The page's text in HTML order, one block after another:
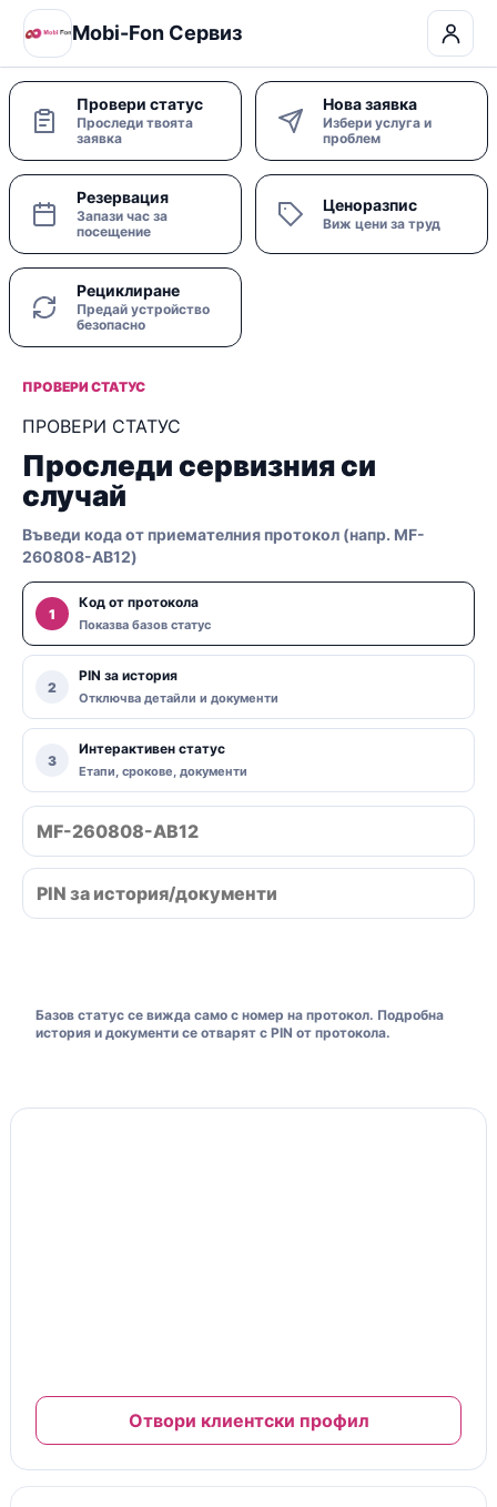
Mobi-Fon Сервиз
Провери статус
Проследи твоята
заявка
Нова заявка
Избери услуга и
проблем
Резервация
Запази час за
посещение
Ценоразпис
Виж цени за труд
Рециклиране
Предай устройство
безопасно
ПРОВЕРИ СТАТУС
ПРОВЕРИ СТАТУС
Проследи сервизния си
случай
Въведи кода от приемателния протокол (напр. MF-
260808-AB12)
1
Код от протокола
Показва базов статус
2
PIN за история
Отключва детайли и документи
3
Интерактивен статус
Етапи, срокове, документи
Базов статус се вижда само с номер на протокол. Подробна
история и документи се отварят с PIN от протокола.
Отвори клиентски профил